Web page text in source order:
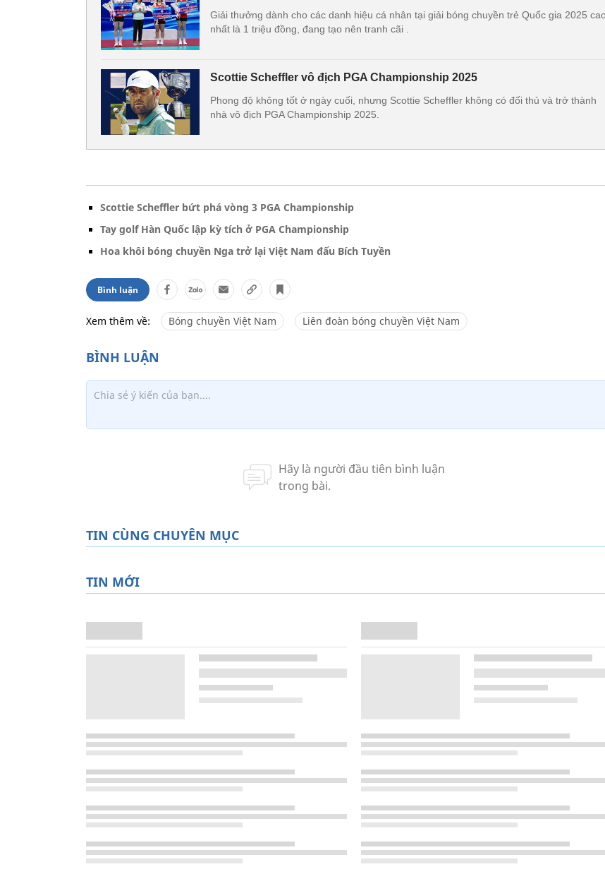
Giải thưởng dành cho các danh hiệu cá nhân tại giải bóng chuyền trẻ Quốc gia 2025 cao
nhất là 1 triệu đồng, đang tạo nên tranh cãi .
Scottie Scheffler vô địch PGA Championship 2025
Phong độ không tốt ở ngày cuối, nhưng Scottie Scheffler không có đối thủ và trở thành
nhà vô địch PGA Championship 2025.
Scottie Scheffler bứt phá vòng 3 PGA Championship
Tay golf Hàn Quốc lập kỳ tích ở PGA Championship
Hoa khôi bóng chuyền Nga trở lại Việt Nam đấu Bích Tuyền
Bình luận
Xem thêm về: Bóng chuyền Việt Nam Liên đoàn bóng chuyền Việt Nam
TIN CÙNG CHUYÊN MỤC
TIN MỚI